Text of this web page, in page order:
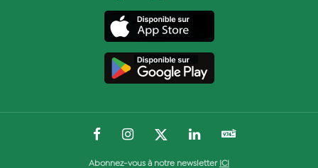
Abonnez-vous à notre newsletter ICI